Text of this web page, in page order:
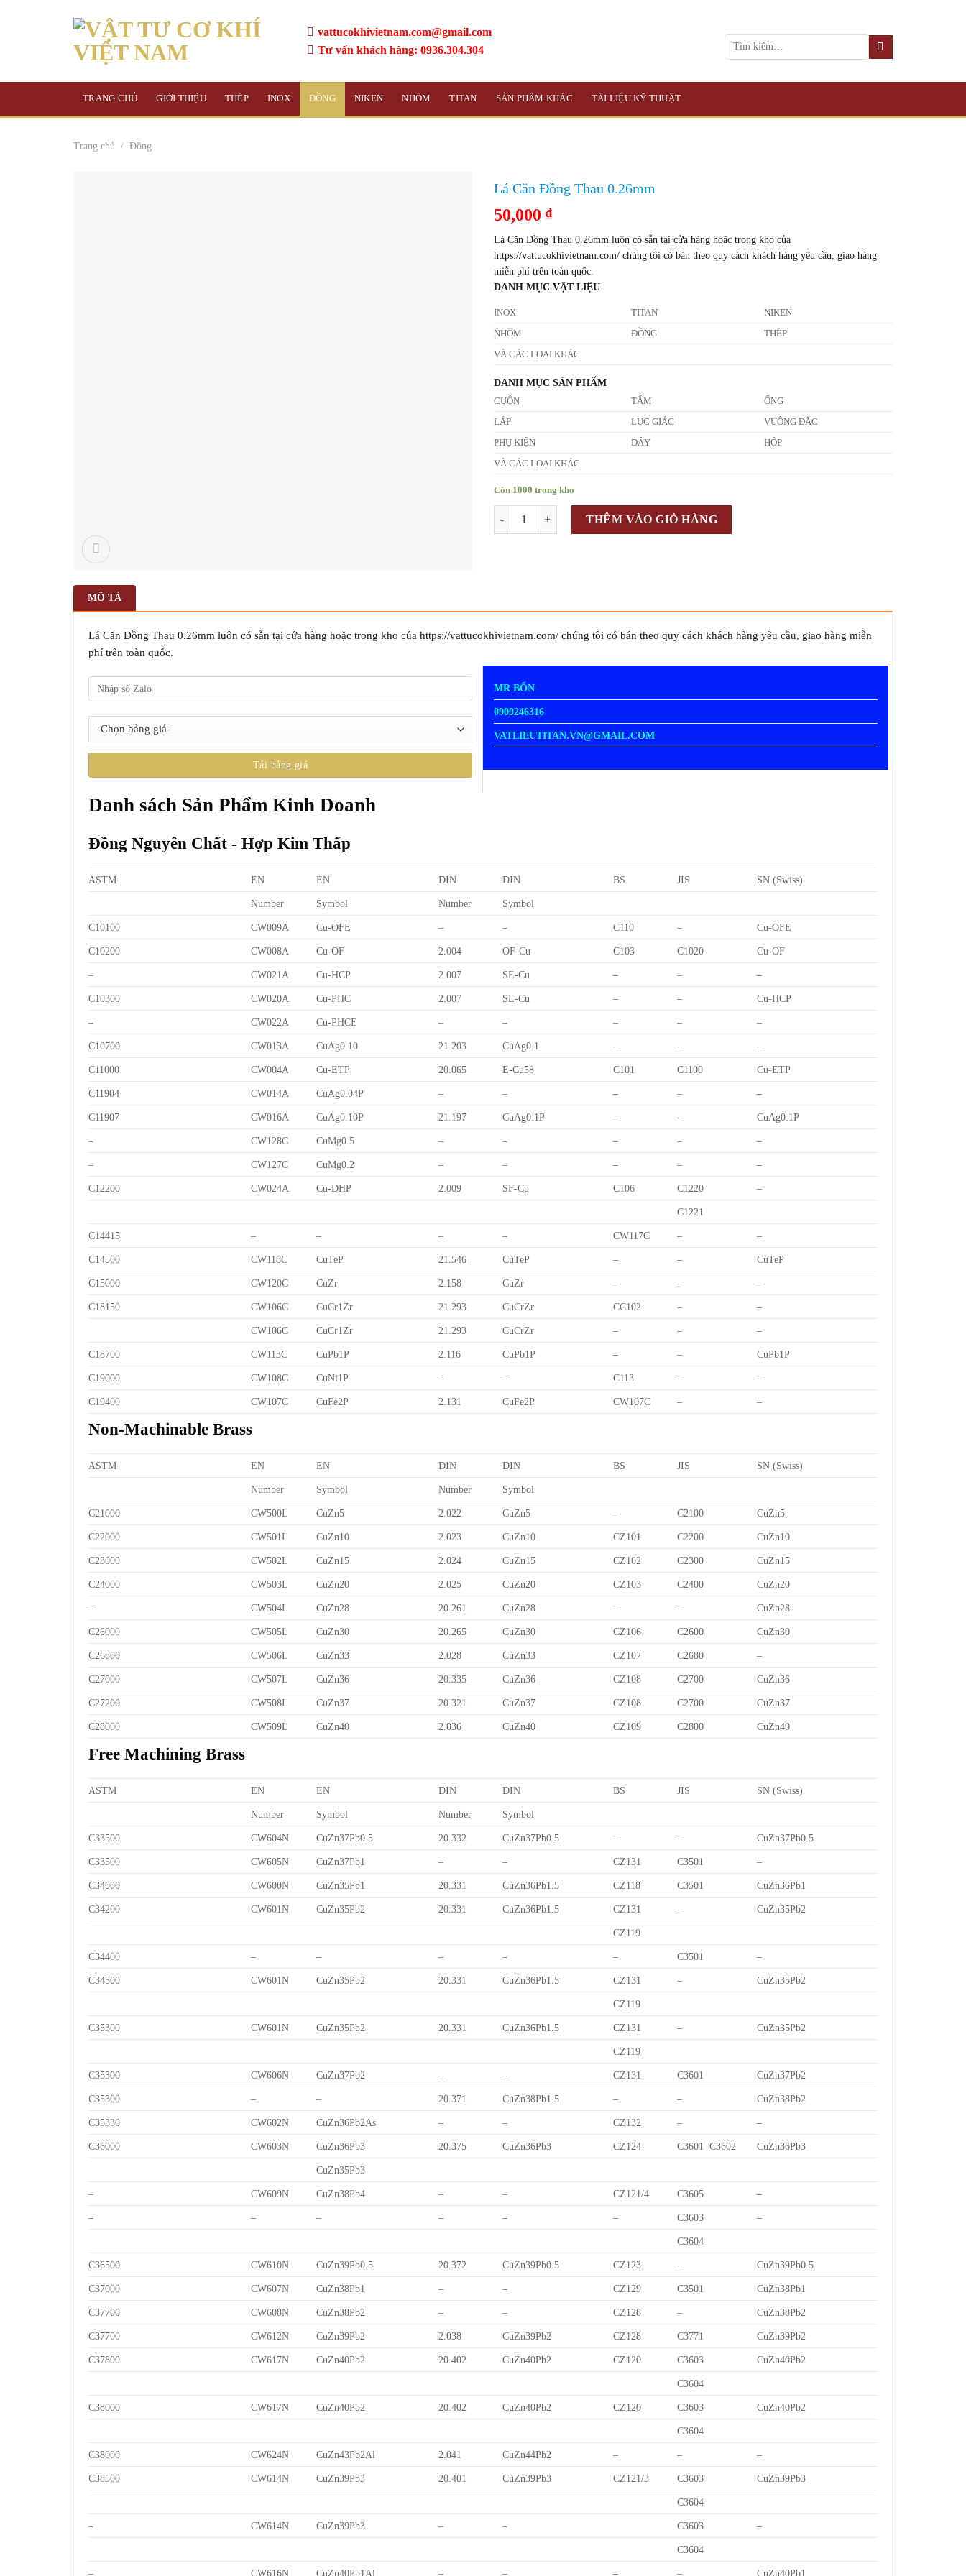
vattucokhivietnam.com@gmail.com
Tư vấn khách hàng: 0936.304.304
TRANG CHỦ GIỚI THIỆU THÉP INOX ĐỒNG NIKEN NHÔM TITAN SẢN PHẨM KHÁC TÀI LIỆU KỸ THUẬT
Trang chủ / Đồng
Lá Căn Đồng Thau 0.26mm
50,000 ₫
Lá Căn Đồng Thau 0.26mm luôn có sẵn tại cửa hàng hoặc trong kho của
https://vattucokhivietnam.com/ chúng tôi có bán theo quy cách khách hàng yêu cầu, giao hàng
miễn phí trên toàn quốc.
DANH MỤC VẬT LIỆU
INOX TITAN NIKEN
NHÔM ĐỒNG THÉP
VÀ CÁC LOẠI KHÁC
DANH MỤC SẢN PHẨM
CUỘN TẤM ỐNG
LÁP LỤC GIÁC VUÔNG ĐẶC
PHỤ KIỆN DÂY HỘP
VÀ CÁC LOẠI KHÁC
Còn 1000 trong kho
THÊM VÀO GIỎ HÀNG
MÔ TẢ
Lá Căn Đồng Thau 0.26mm luôn có sẵn tại cửa hàng hoặc trong kho của https://vattucokhivietnam.com/ chúng tôi có bán theo quy cách khách hàng yêu cầu, giao hàng miễn
phí trên toàn quốc.
MR BỐN
0909246316
VATLIEUTITAN.VN@GMAIL.COM
Danh sách Sản Phẩm Kinh Doanh
Đồng Nguyên Chất - Hợp Kim Thấp
ASTM EN EN DIN DIN BS JIS SN (Swiss)
Number Symbol Number Symbol
C10100 CW009A Cu-OFE – – C110 – Cu-OFE
C10200 CW008A Cu-OF 2.004 OF-Cu C103 C1020 Cu-OF
– CW021A Cu-HCP 2.007 SE-Cu – – –
C10300 CW020A Cu-PHC 2.007 SE-Cu – – Cu-HCP
– CW022A Cu-PHCE – – – – –
C10700 CW013A CuAg0.10 21.203 CuAg0.1 – – –
C11000 CW004A Cu-ETP 20.065 E-Cu58 C101 C1100 Cu-ETP
C11904 CW014A CuAg0.04P – – – – –
C11907 CW016A CuAg0.10P 21.197 CuAg0.1P – – CuAg0.1P
– CW128C CuMg0.5 – – – – –
– CW127C CuMg0.2 – – – – –
C12200 CW024A Cu-DHP 2.009 SF-Cu C106 C1220 –
C1221
C14415 – – – – CW117C – –
C14500 CW118C CuTeP 21.546 CuTeP – – CuTeP
C15000 CW120C CuZr 2.158 CuZr – – –
C18150 CW106C CuCr1Zr 21.293 CuCrZr CC102 – –
CW106C CuCr1Zr 21.293 CuCrZr – – –
C18700 CW113C CuPb1P 2.116 CuPb1P – – CuPb1P
C19000 CW108C CuNi1P – – C113 – –
C19400 CW107C CuFe2P 2.131 CuFe2P CW107C – –
Non-Machinable Brass
ASTM EN EN DIN DIN BS JIS SN (Swiss)
Number Symbol Number Symbol
C21000 CW500L CuZn5 2.022 CuZn5 – C2100 CuZn5
C22000 CW501L CuZn10 2.023 CuZn10 CZ101 C2200 CuZn10
C23000 CW502L CuZn15 2.024 CuZn15 CZ102 C2300 CuZn15
C24000 CW503L CuZn20 2.025 CuZn20 CZ103 C2400 CuZn20
– CW504L CuZn28 20.261 CuZn28 – – CuZn28
C26000 CW505L CuZn30 20.265 CuZn30 CZ106 C2600 CuZn30
C26800 CW506L CuZn33 2.028 CuZn33 CZ107 C2680 –
C27000 CW507L CuZn36 20.335 CuZn36 CZ108 C2700 CuZn36
C27200 CW508L CuZn37 20.321 CuZn37 CZ108 C2700 CuZn37
C28000 CW509L CuZn40 2.036 CuZn40 CZ109 C2800 CuZn40
Free Machining Brass
ASTM EN EN DIN DIN BS JIS SN (Swiss)
Number Symbol Number Symbol
C33500 CW604N CuZn37Pb0.5 20.332 CuZn37Pb0.5 – – CuZn37Pb0.5
C33500 CW605N CuZn37Pb1 – – CZ131 C3501 –
C34000 CW600N CuZn35Pb1 20.331 CuZn36Pb1.5 CZ118 C3501 CuZn36Pb1
C34200 CW601N CuZn35Pb2 20.331 CuZn36Pb1.5 CZ131 – CuZn35Pb2
CZ119
C34400 – – – – – C3501 –
C34500 CW601N CuZn35Pb2 20.331 CuZn36Pb1.5 CZ131 – CuZn35Pb2
CZ119
C35300 CW601N CuZn35Pb2 20.331 CuZn36Pb1.5 CZ131 – CuZn35Pb2
CZ119
C35300 CW606N CuZn37Pb2 – – CZ131 C3601 CuZn37Pb2
C35300 – – 20.371 CuZn38Pb1.5 – – CuZn38Pb2
C35330 CW602N CuZn36Pb2As – – CZ132 – –
C36000 CW603N CuZn36Pb3 20.375 CuZn36Pb3 CZ124 C3601 C3602 CuZn36Pb3
CuZn35Pb3
– CW609N CuZn38Pb4 – – CZ121/4 C3605 –
– – – – – – C3603 –
C3604
C36500 CW610N CuZn39Pb0.5 20.372 CuZn39Pb0.5 CZ123 – CuZn39Pb0.5
C37000 CW607N CuZn38Pb1 – – CZ129 C3501 CuZn38Pb1
C37700 CW608N CuZn38Pb2 – – CZ128 – CuZn38Pb2
C37700 CW612N CuZn39Pb2 2.038 CuZn39Pb2 CZ128 C3771 CuZn39Pb2
C37800 CW617N CuZn40Pb2 20.402 CuZn40Pb2 CZ120 C3603 CuZn40Pb2
C3604
C38000 CW617N CuZn40Pb2 20.402 CuZn40Pb2 CZ120 C3603 CuZn40Pb2
C3604
C38000 CW624N CuZn43Pb2Al 2.041 CuZn44Pb2 – – –
C38500 CW614N CuZn39Pb3 20.401 CuZn39Pb3 CZ121/3 C3603 CuZn39Pb3
C3604
– CW614N CuZn39Pb3 – – C3603 –
C3604
– CW616N CuZn40Pb1Al – – – – CuZn40Pb1